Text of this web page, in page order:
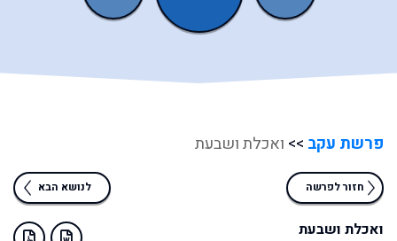
פרשת עקב >> ואכלת ושבעת
חזור לפרשה לנושא הבא
ואכלת ושבעת